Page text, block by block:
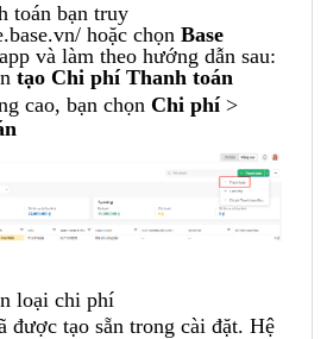
toán bạn truy
hoặc chọn Base
và làm theo hướng dẫn sau:
tạo Chi phí Thanh toán
cao, bạn chọn Chi phí>
loại chi phí
được tạo sẵn trong cài đặt. Hệ